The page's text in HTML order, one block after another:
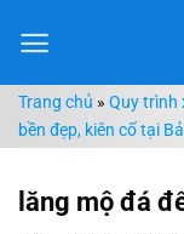
đến
dungTrang chủ » Quy trình
bền đẹp, kiên cố tại
lăng mộ đá